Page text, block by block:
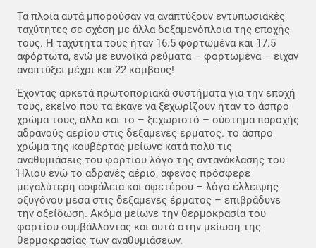
Τα πλοία αυτά μπορούσαν να αναπτύξουν εντυπωσιακές
ταχύτητες σε σχέση με άλλα δεξαμενόπλοια της εποχής
τους. Η ταχύτητα τους ήταν 16.5 φορτωμένα και 17.5
αφόρτωτα, ενώ με ευνοϊκά ρεύματα – φορτωμένα – είχαν
αναπτύξει μέχρι και 22 κόμβους!
Έχοντας αρκετά πρωτοποριακά συστήματα για την εποχή
τους, εκείνο που τα έκανε να ξεχωρίζουν ήταν το άσπρο
χρώμα τους, άλλα και το – ξεχωριστό – σύστημα παροχής
αδρανούς αερίου στις δεξαμενές έρματος. το άσπρο
χρώμα της κουβέρτας μείωνε κατά πολύ τις
αναθυμιάσεις του φορτίου λόγο της αντανάκλασης του
Ήλιου ενώ το αδρανές αέριο, αφενός πρόσφερε
μεγαλύτερη ασφάλεια και αφετέρου – λόγο έλλειψης
οξυγόνου μέσα στις δεξαμενές έρματος – επιβράδυνε
την οξείδωση. Ακόμα μείωνε την θερμοκρασία του
φορτίου συμβάλλοντας και αυτό στην μείωση της
θερμοκρασίας των αναθυμιάσεων.